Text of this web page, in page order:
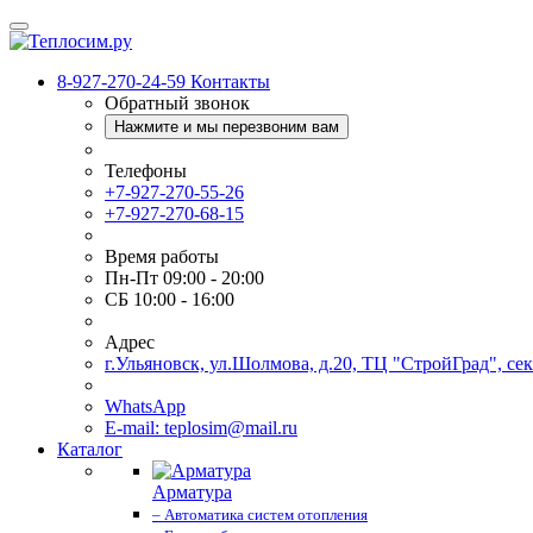
8-927-270-24-59 Контакты
Обратный звонок
Нажмите и мы перезвоним вам
Телефоны
+7-927-270-55-26
+7-927-270-68-15
Время работы
Пн-Пт 09:00 - 20:00
СБ 10:00 - 16:00
Адрес
г.Ульяновск, ул.Шолмова, д.20, ТЦ "СтройГрад",
WhatsApp
E-mail: teplosim@mail.ru
Каталог
Арматура
– Автоматика систем отопления